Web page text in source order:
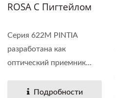
ROSA С Пигтейлом
Серия 622M PINTIA
разработана как
оптический приемник...
Подробности